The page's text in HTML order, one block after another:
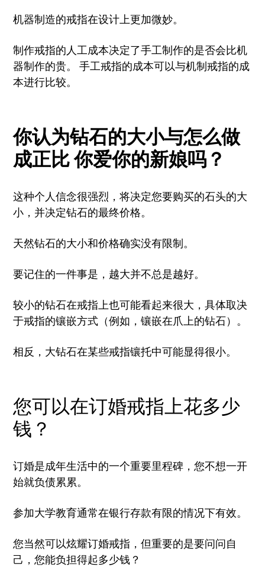
机器制造的戒指在设计上更加微妙。
制作戒指的人工成本决定了手工制作的是否会比机
器制作的贵。 手工戒指的成本可以与机制戒指的成
本进行比较。
你认为钻石的大小与怎么做
成正比你爱你的新娘吗？
这种个人信念很强烈，将决定您要购买的石头的大
小，并决定钻石的最终价格。
天然钻石的大小和价格确实没有限制。
要记住的一件事是，越大并不总是越好。
较小的钻石在戒指上也可能看起来很大，具体取决
于戒指的镶嵌方式（例如，镶嵌在爪上的钻石）。
相反，大钻石在某些戒指镶托中可能显得很小。
您可以在订婚戒指上花多少
钱？
订婚是成年生活中的一个重要里程碑，您不想一开
始就负债累累。
参加大学教育通常在银行存款有限的情况下有效。
您当然可以炫耀订婚戒指，但重要的是要问问自
己，您能负担得起多少钱？